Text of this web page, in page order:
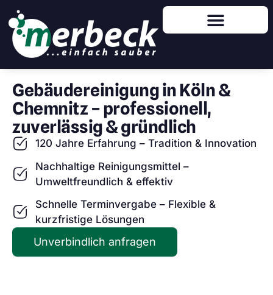
Gebäudereinigung in Köln &
Chemnitz – professionell,
zuverlässig & gründlich
120 Jahre Erfahrung – Tradition & Innovation
Nachhaltige Reinigungsmittel –
Umweltfreundlich & effektiv
Schnelle Terminvergabe – Flexible &
kurzfristige Lösungen
Unverbindlich anfragen